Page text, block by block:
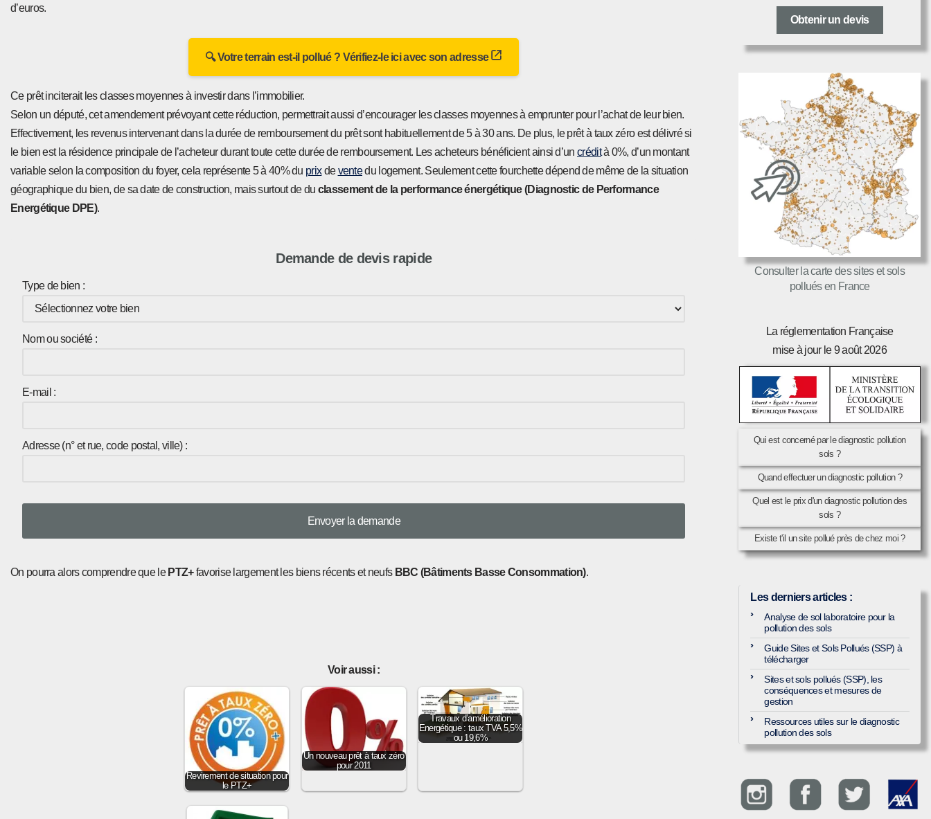
d’euros.
🔍 Votre terrain est-il pollué ? Vérifiez-le ici avec son adresse
Ce prêt inciterait les classes moyennes à investir dans l’immobilier.
Selon un député, cet amendement prévoyant cette réduction, permettrait aussi d’encourager les classes moyennes à emprunter pour l’achat de leur bien.
Effectivement, les revenus intervenant dans la durée de remboursement du prêt sont habituellement de 5 à 30 ans. De plus, le prêt à taux zéro est délivré si
le bien est la résidence principale de l’acheteur durant toute cette durée de remboursement. Les acheteurs bénéficient ainsi d’un crédità 0%, d’un montant
variable selon la composition du foyer, cela représente 5 à 40% du prixdeventedu logement. Seulement cette fourchette dépend de même de la situation
géographique du bien, de sa date de construction, mais surtout de du classement de la performance énergétique (Diagnostic de Performance
Energétique DPE).
Demande de devis rapide
Type de bien :
Nom ou société :
E-mail :
Adresse (n° et rue, code postal, ville) :
On pourra alors comprendre que le PTZ+favorise largement les biens récents et neufs BBC (Bâtiments Basse Consommation).
Voir aussi :
Revirement de situation pour
le PTZ+
Un nouveau prêt à taux zéro
pour 2011
Travaux d’amélioration
Energétique : taux TVA 5,5%
ou 19,6%
Obtenir un devis
Consulter la carte des sites et sols
pollués en France
La réglementation Française
mise à jour le 9 août 2026
Qui est concerné par le diagnostic pollution
sols ?
Quand effectuer un diagnostic pollution ?
Quel est le prix d'un diagnostic pollution des
sols ?
Existe t'il un site pollué près de chez moi ?
Les derniers articles :
Analyse de sol laboratoire pour la
pollution des sols
Guide Sites et Sols Pollués (SSP) à
télécharger
Sites et sols pollués (SSP), les
conséquences et mesures de
gestion
Ressources utiles sur le diagnostic
pollution des sols